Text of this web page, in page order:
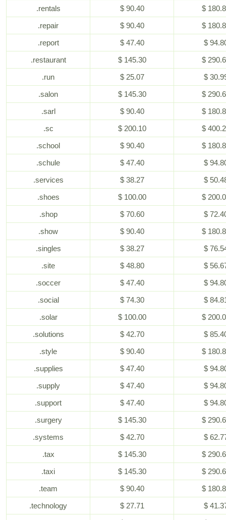
.rentals
$ 90.40
$
.repair
$ 90.40
$
.report
$ 47.40
$
.restaurant
$ 145.30
$
.run
$ 25.07
$
.salon
$ 145.30
$
.sarl
$ 90.40
$
.sc
$ 200.10
$
.school
$ 90.40
$
.schule
$ 47.40
$
.services
$ 38.27
$
.shoes
$ 100.00
$
.shop
$ 70.60
$
.show
$ 90.40
$
.singles
$ 38.27
$
.site
$ 48.80
$
.soccer
$ 47.40
$
.social
$ 74.30
$
.solar
$ 100.00
$
.solutions
$ 42.70
$
.style
$ 90.40
$
.supplies
$ 47.40
$
.supply
$ 47.40
$
.support
$ 47.40
$
.surgery
$ 145.30
$
.systems
$ 42.70
$
.tax
$ 145.30
$
.taxi
$ 145.30
$
.team
$ 90.40
$
.technology
$ 27.71
$